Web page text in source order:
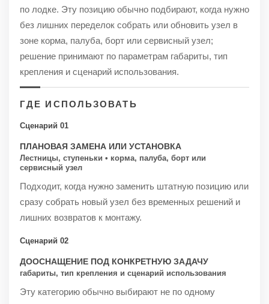
по лодке. Эту позицию обычно подбирают, когда нужно
без лишних переделок собрать или обновить узел в
зоне корма, палуба, борт или сервисный узел;
решение принимают по параметрам габариты, тип
крепления и сценарий использования.
ГДЕ ИСПОЛЬЗОВАТЬ
Сценарий 01
ПЛАНОВАЯ ЗАМЕНА ИЛИ УСТАНОВКА
Лестницы, ступеньки • корма, палуба, борт или
сервисный узел
Подходит, когда нужно заменить штатную позицию или
сразу собрать новый узел без временных решений и
лишних возвратов к монтажу.
Сценарий 02
ДООСНАЩЕНИЕ ПОД КОНКРЕТНУЮ ЗАДАЧУ
габариты, тип крепления и сценарий использования
Эту категорию обычно выбирают не по одному